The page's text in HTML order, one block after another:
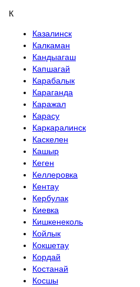
К
Казалинск
Калкаман
Кандыагаш
Капшагай
Карабалык
Караганда
Каражал
Карасу
Каркаралинск
Каскелен
Кашыр
Кеген
Келлеровка
Кентау
Кербулак
Киевка
Кишкенеколь
Койлык
Кокшетау
Кордай
Костанай
Косшы